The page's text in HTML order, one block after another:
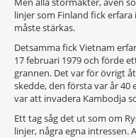
linjer som Finland fick
måste stärkas.
Detsamma fick Vietnam
17 februari 1979 och förde
grannen. Det var för övrigt
skedde, den första var år
var att invadera Kambodja
Ett tag såg det ut som om
linjer, några egna intressen.